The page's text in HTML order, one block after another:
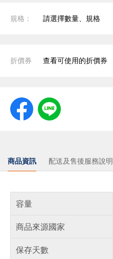
規格： 請選擇數量、規格
折價券 查看可使用的折價券
商品資訊 配送及售後服務說明
容量
商品來源國家
保存天數